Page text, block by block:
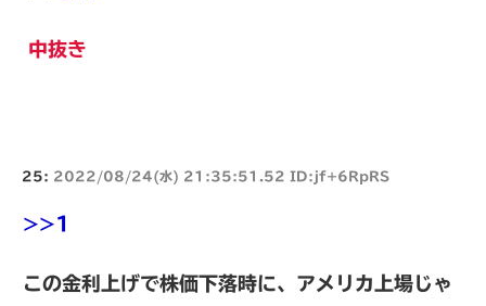
中抜き
25: 2022/08/24(水) 21:35:51.52 ID:jf+6RpRS
>>1
この金利上げで株価下落時に、アメリカ上場じゃ